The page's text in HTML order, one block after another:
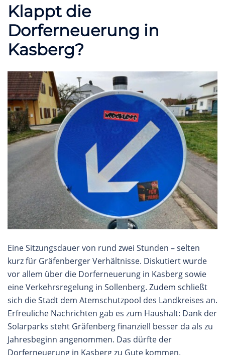
Klappt die
Dorferneuerung in
Kasberg?
Eine Sitzungsdauer von rund zwei Stunden – selten
kurz für Gräfenberger Verhältnisse. Diskutiert wurde
vor allem über die Dorferneuerung in Kasberg sowie
eine Verkehrsregelung in Sollenberg. Zudem schließt
sich die Stadt dem Atemschutzpool des Landkreises an.
Erfreuliche Nachrichten gab es zum Haushalt: Dank der
Solarparks steht Gräfenberg finanziell besser da als zu
Jahresbeginn angenommen. Das dürfte der
Dorferneuerung in Kasberg zu Gute kommen.